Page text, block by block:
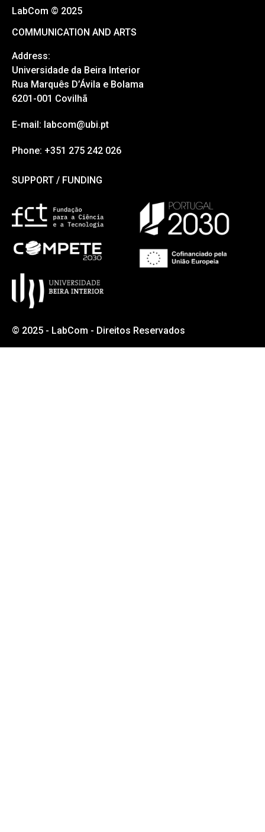
LabCom © 2025
COMMUNICATION AND ARTS
Address:
Universidade da Beira Interior
Rua Marquês D’Ávila e Bolama
6201-001 Covilhã
E-mail: labcom@ubi.pt
Phone: +351 275 242 026
SUPPORT / FUNDING
© 2025 - LabCom - Direitos Reservados